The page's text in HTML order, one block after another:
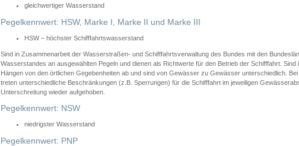
gleichwertiger Wasserstand
Pegelkennwert: HSW, Marke I, Marke II und Marke III
HSW – höchster Schifffahrtswasserstand
Sind in Zusammenarbeit der Wasserstraßen- und Schifffahrtsverwaltung des Bundes mit den
Wasserstandes an ausgewählten Pegeln und dienen als Richtwerte für den Betrieb der Schifffahrt.
Hängen von den örtlichen Gegebenheiten ab und sind von Gewässer zu Gewässer unterschiedlich.
treten unterschiedliche Beschränkungen (z.B. Sperrungen) für die Schifffahrt im jeweiligen
Unterschreitung wieder aufgehoben.
Pegelkennwert: NSW
niedrigster Wasserstand
Pegelkennwert: PNP